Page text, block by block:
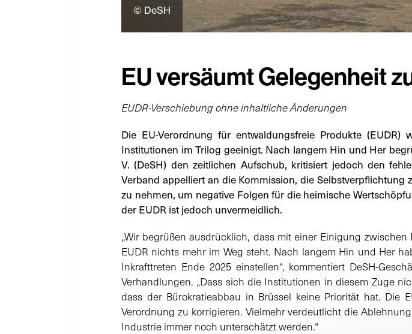
© DeSH
EU versäumt Gelegenheit
EUDR-Verschiebung ohne inhaltliche Änderungen
Die EU-Verordnung für entwaldungsfreie Produkte
Institutionen im Trilog geeinigt. Nach langem Hin und Her
V. (DeSH) den zeitlichen Aufschub, kritisiert jedoch den
Verband appelliert an die Kommission, die
zu nehmen, um negative Folgen für die heimische
der EUDR ist jedoch unvermeidlich.
„Wir begrüßen ausdrücklich, dass mit einer Einigung
EUDR nichts mehr im Weg steht. Nach langem Hin und Her
Inkrafttreten Ende 2025 einstellen“, kommentiert DeSH-
Verhandlungen. „Dass sich die Institutionen in diesem Zuge
dass der Bürokratieabbau in Brüssel keine Priorität hat.
Verordnung zu korrigieren. Vielmehr verdeutlicht die
Industrie immer noch unterschätzt werden.“